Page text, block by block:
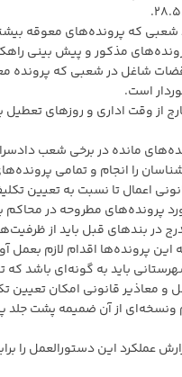
شعبی که پرونده‌های معوقه
مذکور و پیش بینی
شاغل در شعبی که پرونده
است.
از وقت اداری و روز‌های
مانده در برخی شعب
را انجام و تمامی
اعمال تا نسبت به تعیین
در بند‌های قبل باید از
پرونده‌ها اقدام لازم بعمل
قانونی امکان تعیین
از آن ضمیمه پشت